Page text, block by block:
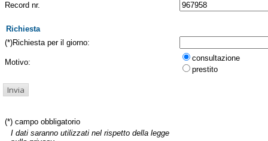
Record nr.
Richiesta
(*)Richiesta per il giorno:
Motivo:
consultazione
prestito
(*) campo obbligatorio
I dati saranno utilizzati nel rispetto della legge